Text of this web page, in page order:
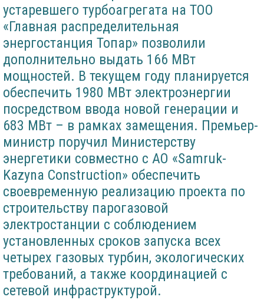
устаревшего турбоагрегата на ТОО
«Главная распределительная
энергостанция Топар» позволили
дополнительно выдать 166 МВт
мощностей. В текущем году планируется
обеспечить 1980 МВт электроэнергии
посредством ввода новой генерации и
683 МВт – в рамках замещения. Премьер-
министр поручил Министерству
энергетики совместно с АО «Samruk-
Kazyna Construction» обеспечить
своевременную реализацию проекта по
строительству парогазовой
электростанции с соблюдением
установленных сроков запуска всех
четырех газовых турбин, экологических
требований, а также координацией с
сетевой инфраструктурой.